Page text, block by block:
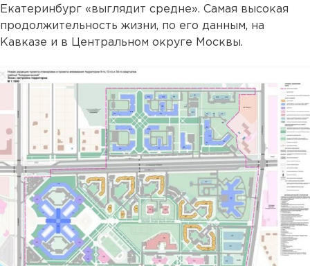
Екатеринбург «выглядит средне». Самая высокая
продолжительность жизни, по его данным, на
Кавказе и в Центральном округе Москвы.